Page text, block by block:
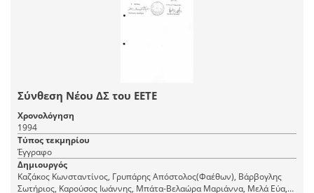
Σύνθεση Νέου ΔΣ του ΕΕΤΕ
Χρονολόγηση
1994
Τύπος τεκμηρίου
Έγγραφο
Δημιουργός
Καζάκος Κωνσταντίνος, Γρυπάρης Απόστολος(Φαέθων), Βάρβογλης
Σωτήριος, Καρούσος Ιωάννης, Μπάτα-Βελαώρα Μαριάννα, Μελά Εύα,